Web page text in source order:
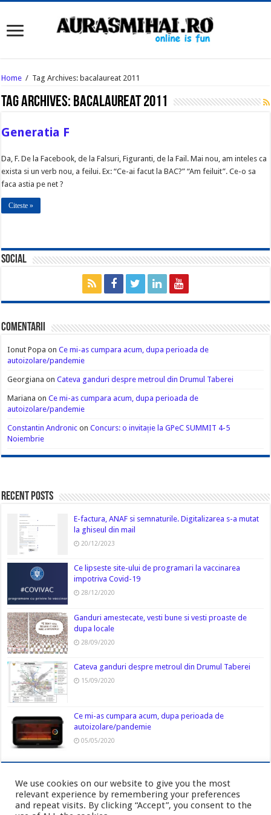
Home / Tag Archives: bacalaureat 2011
Tag Archives: bacalaureat 2011
Generatia F
Da, F. De la Facebook, de la Falsuri, Figuranti, de la Fail. Mai nou, am inteles ca
exista si un verb nou, a feilui. Ex: “Ce-ai facut la BAC?” “Am feiluit”. Ce-o sa
faca astia pe net ?
Citeste »
Social
Comentarii
Ionut Popa onCe mi-as cumpara acum, dupa perioada de
autoizolare/pandemie
Georgiana onCateva ganduri despre metroul din Drumul Taberei
Mariana onCe mi-as cumpara acum, dupa perioada de
autoizolare/pandemie
Constantin Andronic onConcurs: o invitație la GPeC SUMMIT 4-5
Noiembrie
Recent Posts
E-factura, ANAF si semnaturile. Digitalizarea s-a mutat
la ghiseul din mail
20/12/2023
Ce lipseste site-ului de programari la vaccinarea
impotriva Covid-19
28/12/2020
Ganduri amestecate, vesti bune si vesti proaste de
dupa locale
28/09/2020
Cateva ganduri despre metroul din Drumul Taberei
15/09/2020
Ce mi-as cumpara acum, dupa perioada de
autoizolare/pandemie
05/05/2020
We use cookies on our website to give you the most
relevant experience by remembering your preferences
and repeat visits. By clicking “Accept”, you consent to the